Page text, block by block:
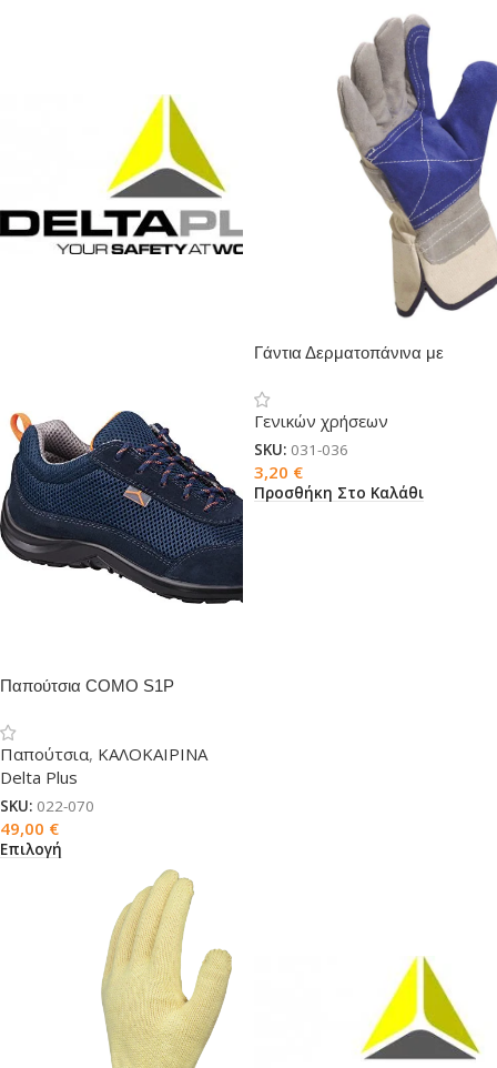
Παπούτσια COMO S1P
Παπούτσια, ΚΑΛΟΚΑΙΡΙΝΑ
Delta Plus
SKU: 022-070
49,00 €
Επιλογή
Γάντια Δερματοπάνινα με
Γενικών χρήσεων
SKU: 031-036
3,20 €
Προσθήκη Στο Καλάθι